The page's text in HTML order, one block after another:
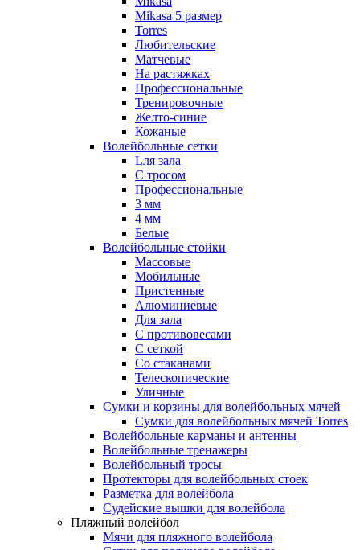
Mikasa 5 размер
Torres
Любительские
Матчевые
На растяжках
Профессиональные
Тренировочные
Желто-синие
Кожаные
Волейбольные сетки
Lля зала
C тросом
Профессиональные
3 мм
4 мм
Белые
Волейбольные стойки
Массовые
Мобильные
Пристенные
Алюминиевые
Для зала
С противовесами
С сеткой
Со стаканами
Телескопические
Уличные
Сумки и корзины для волейбольных мячей
Сумки для волейбольных мячей Torres
Волейбольные карманы и антенны
Волейбольные тренажеры
Волейбольный тросы
Протекторы для волейбольных стоек
Разметка для волейбола
Судейские вышки для волейбола
Пляжный волейбол
Мячи для пляжного волейбола